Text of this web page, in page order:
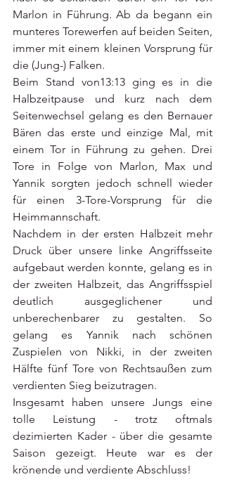
Marlon in Führung. Ab da begann ein
munteres Torewerfen auf beiden Seiten,
immer mit einem kleinen Vorsprung für
die (Jung-) Falken.
Beim Stand von13:13 ging es in die
Halbzeitpause und kurz nach dem
Seitenwechsel gelang es den Bernauer
Bären das erste und einzige Mal, mit
einem Tor in Führung zu gehen. Drei
Tore in Folge von Marlon, Max und
Yannik sorgten jedoch schnell wieder
für einen 3-Tore-Vorsprung für die
Heimmannschaft.
Nachdem in der ersten Halbzeit mehr
Druck über unsere linke Angriffsseite
aufgebaut werden konnte, gelang es in
der zweiten Halbzeit, das Angriffsspiel
deutlich ausgeglichener und
unberechenbarer zu gestalten. So
gelang es Yannik nach schönen
Zuspielen von Nikki, in der zweiten
Hälfte fünf Tore von Rechtsaußen zum
verdienten Sieg beizutragen.
Insgesamt haben unsere Jungs eine
tolle Leistung - trotz oftmals
dezimierten Kader - über die gesamte
Saison gezeigt. Heute war es der
krönende und verdiente Abschluss!